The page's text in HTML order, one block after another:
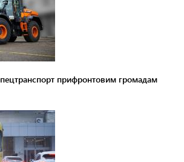
прифронтовим громадам